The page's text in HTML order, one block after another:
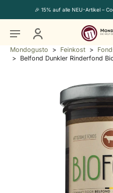
🎉 15% auf alle NEU-Artikel –
Mondogusto > Feinkost >
> Belfond Dunkler Rinderfond